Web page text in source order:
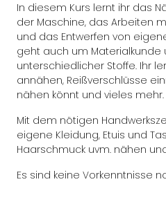
In diesem Kurs lernt ihr das
der Maschine, das Arbeiten
und das Entwerfen von
geht auch um
unterschiedlicher Stoffe. Ihr
annähen, Reißverschlüsse
nähen könnt und vieles mehr.
Mit dem nötigen
eigene Kleidung, Etuis und
Haarschmuck uvm. nähen
Es sind keine Vorkenntnisse